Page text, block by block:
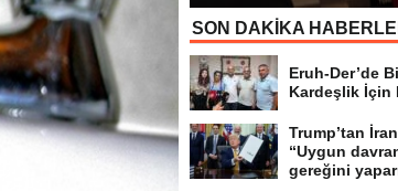
SON DAKİKA
Eruh-Der’de
Kardeşlik İçin
Trump’tan
“Uygun
gereğini